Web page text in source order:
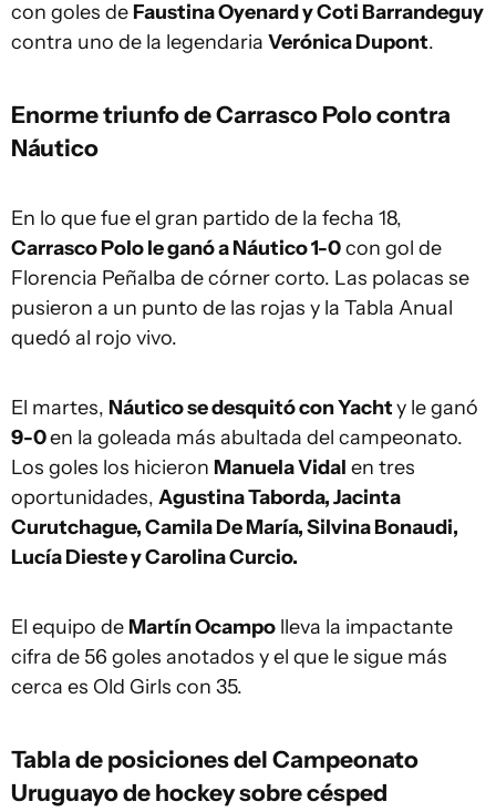
con goles de Faustina Oyenard y Coti Barrandeguy
contra uno de la legendaria Verónica Dupont.
Enorme triunfo de Carrasco Polo contra
Náutico
En lo que fue el gran partido de la fecha 18,
Carrasco Polo le ganó a Náutico 1-0con gol de
Florencia Peñalba de córner corto. Las polacas se
pusieron a un punto de las rojas y la Tabla Anual
quedó al rojo vivo.
El martes, Náutico se desquitó con Yachty le ganó
9-0en la goleada más abultada del campeonato.
Los goles los hicieron Manuela Vidal en tres
oportunidades, Agustina Taborda, Jacinta
Curutchague, Camila De María, Silvina Bonaudi,
Lucía Dieste y Carolina Curcio.
El equipo de Martín Ocampo lleva la impactante
cifra de 56 goles anotados y el que le sigue más
cerca es Old Girls con 35.
Tabla de posiciones del Campeonato
Uruguayo de hockey sobre césped